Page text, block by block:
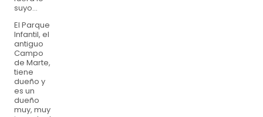
suyo…
El Parque
Infantil, el
antiguo
Campo
de Marte,
tiene
dueño y
es un
dueño
muy, muy